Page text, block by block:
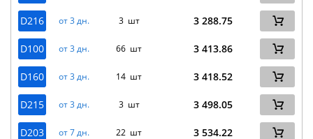
D216 от 3 дн. 3 шт 3 288.75
D100 от 3 дн. 66 шт 3 413.86
D160 от 3 дн. 14 шт 3 418.52
D215 от 3 дн. 3 шт 3 498.05
D203 от 7 дн. 22 шт 3 534.22